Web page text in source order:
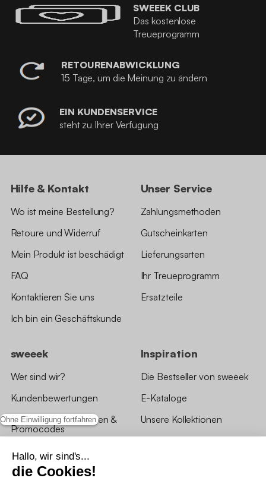
Ohne Einwilligung fortfahren
Hallo, wir sind's...
die Cookies!
SWEEEK CLUB
Das kostenlose
Treueprogramm
RETOURENABWICKLUNG
15 Tage, um die Meinung zu ändern
EIN KUNDENSERVICE
steht zu Ihrer Verfügung
Hilfe & Kontakt
Wo ist meine Bestellung?
Retoure und Widerruf
Mein Produkt ist beschädigt
FAQ
Kontaktieren Sie uns
Ich bin ein Geschäftskunde
Unser Service
Zahlungsmethoden
Gutscheinkarten
Lieferungsarten
Ihr Treueprogramm
Ersatzteile
sweeek
Wer sind wir?
Kundenbewertungen
*Angebotsbedingungen &
Promocodes
Bewertungen von sweeek
Unsere Geschäfte
Inspiration
Die Bestseller von sweeek
E-Kataloge
Unsere Kollektionen